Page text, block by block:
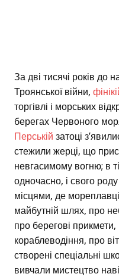
За дві тисячі років до
Троянської війни,
торгівлі і морських
берегах Червоного
Перській затоці
стежили жерці, що
невгасимому вогню; в
одночасно, і свого
місцями, де
майбутній шлях, про
про берегові
кораблеводіння, про
створені спеціальні
вивчали мистецтво